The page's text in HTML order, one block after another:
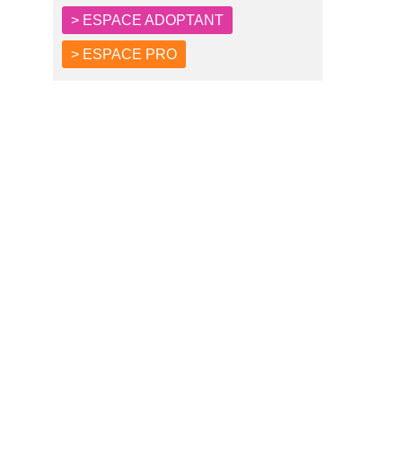
> ESPACE ADOPTANT
> ESPACE PRO